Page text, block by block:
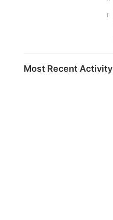
F
Most Recent Activity